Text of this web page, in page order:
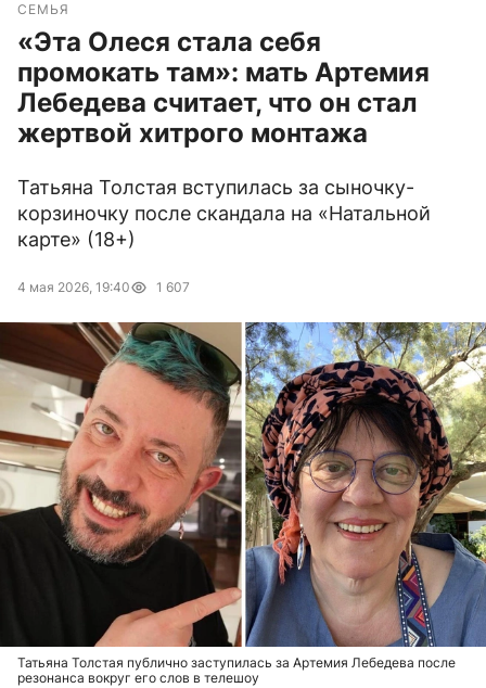
СЕМЬЯ
«Эта Олеся стала себя
промокать там»: мать Артемия
Лебедева считает, что он стал
жертвой хитрого монтажа
Татьяна Толстая вступилась за сыночку-
корзиночку после скандала на «Натальной
карте» (18+)
4 мая 2026, 19:40 1 607
Татьяна Толстая публично заступилась за Артемия Лебедева после
резонанса вокруг его слов в телешоу